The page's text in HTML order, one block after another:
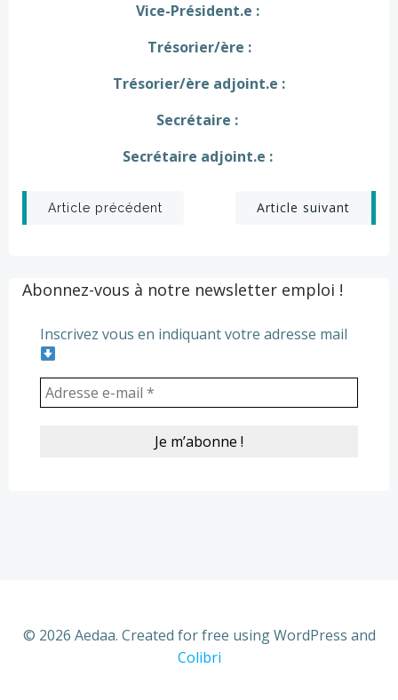
Vice-Président.e :
Trésorier/ère :
Trésorier/ère adjoint.e :
Secrétaire :
Secrétaire adjoint.e :
Post
Article précédent
PostArticle suivant
Abonnez-vous à notre newsletter emploi !
Inscrivez vous en indiquant votre adresse mail
© 2026 Aedaa. Created for free using WordPress and
Colibri